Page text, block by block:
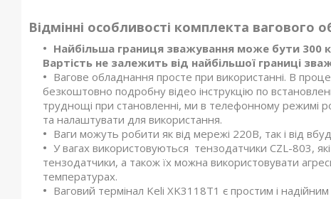
Відмінні особливості комплекта вагового
Найбільша границя зважування може бути 300
Вартість не залежить від найбільшої границі
Вагове обладнання просте при використанні. В
безкоштовно подробну відео інструкцію по
труднощі при становленні, ми в телефонному режимі
та налаштувати для використання.
Ваги можуть робити як від мережі 220В, так і від
У вагах використовуються тензодатчики CZL-803,
тензодатчики, а також їх можна використовувати
температурах.
Ваговий термінал Keli XK3118T1 є простим і